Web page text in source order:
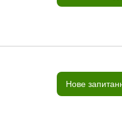
Нове